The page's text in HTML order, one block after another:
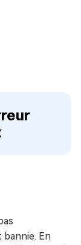
bannie. En